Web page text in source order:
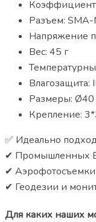
Коэффициент
Разъем: SMA-
Напряжение
Вес: 45 г
Влагозащита:
Размеры:
Крепление:
✅ Идеально
✔ Промышленных
✔ Аэрофотосъемки
✔ Геодезии и
Для каких наших